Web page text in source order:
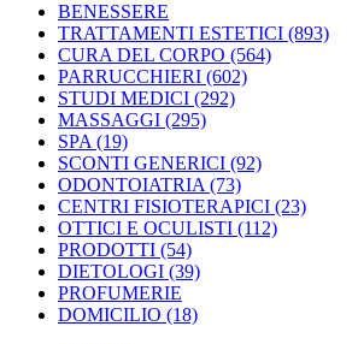
BENESSERE
TRATTAMENTI ESTETICI (893)
CURA DEL CORPO (564)
PARRUCCHIERI (602)
STUDI MEDICI (292)
MASSAGGI (295)
SPA (19)
SCONTI GENERICI (92)
ODONTOIATRIA (73)
CENTRI FISIOTERAPICI (23)
OTTICI E OCULISTI (112)
PRODOTTI (54)
DIETOLOGI (39)
PROFUMERIE
DOMICILIO (18)